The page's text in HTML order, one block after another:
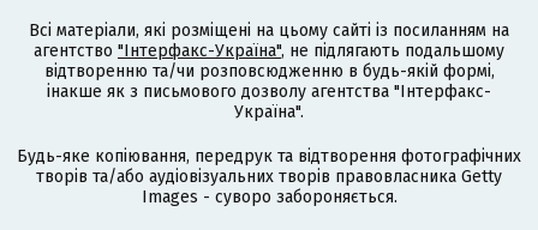
Всі матеріали, які розміщені на цьому сайті із посиланням на
агентство "Інтерфакс-Україна", не підлягають подальшому
відтворенню та/чи розповсюдженню в будь-якій формі,
інакше як з письмового дозволу агентства "Інтерфакс-
Україна".
Будь-яке копіювання, передрук та відтворення фотографічних
творів та/або аудіовізуальних творів правовласника Getty
Images - суворо забороняється.